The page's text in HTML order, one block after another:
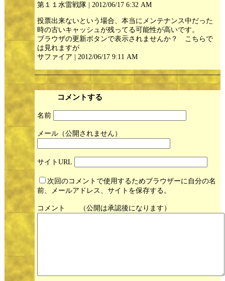
第１１水雷戦隊 | 2012/06/17 6:32 AM
投票出来ないという場合、本当にメンテナンス中だった
時の古いキャッシュが残ってる可能性が高いです。
ブラウザの更新ボタンで表示されませんか？ こちらで
は見れますが
サファイア | 2012/06/17 9:11 AM
コメントする
名前
メール
サイト
次回のコメントで使用するためブラウザーに自分の名
前、メールアドレス、サイトを保存する。
コメント